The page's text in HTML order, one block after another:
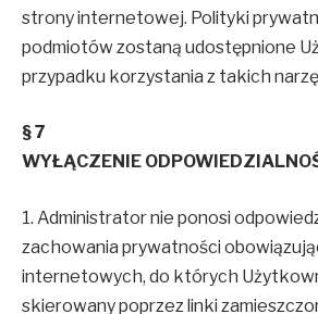
strony internetowej. Polityki
podmiotów zostaną udostępnione
przypadku korzystania z takich
§ 7
WYŁĄCZENIE
1. Administrator nie ponosi
zachowania prywatności
internetowych, do których
skierowany poprzez linki